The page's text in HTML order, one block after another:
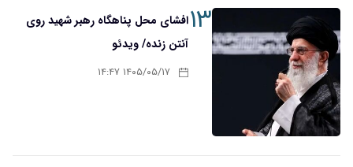
۱۳افشای محل پناهگاه‌ رهبر شهید روی
آنتن زنده/ ویدئو
۱۴۰۵/۰۵/۱۷ ۱۴:۴۷